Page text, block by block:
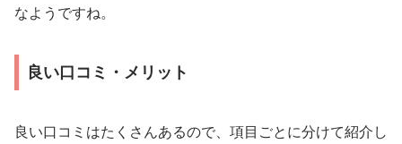
なようですね。
良い口コミ・メリット
良い口コミはたくさんあるので、項目ごとに分けて紹介し